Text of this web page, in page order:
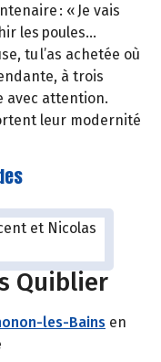
: « Je vais
les poules…
tu l’as achetée où
à trois
avec attention.
leur modernité
Quiblier
les-Bains en